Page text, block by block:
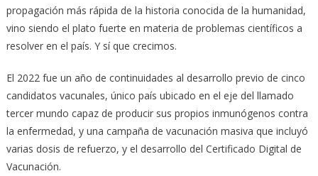
propagación más rápida de la historia conocida de la humanidad,
vino siendo el plato fuerte en materia de problemas científicos a
resolver en el país. Y sí que crecimos.
El 2022 fue un año de continuidades al desarrollo previo de cinco
candidatos vacunales, único país ubicado en el eje del llamado
tercer mundo capaz de producir sus propios inmunógenos contra
la enfermedad, y una campaña de vacunación masiva que incluyó
varias dosis de refuerzo, y el desarrollo del Certificado Digital de
Vacunación.